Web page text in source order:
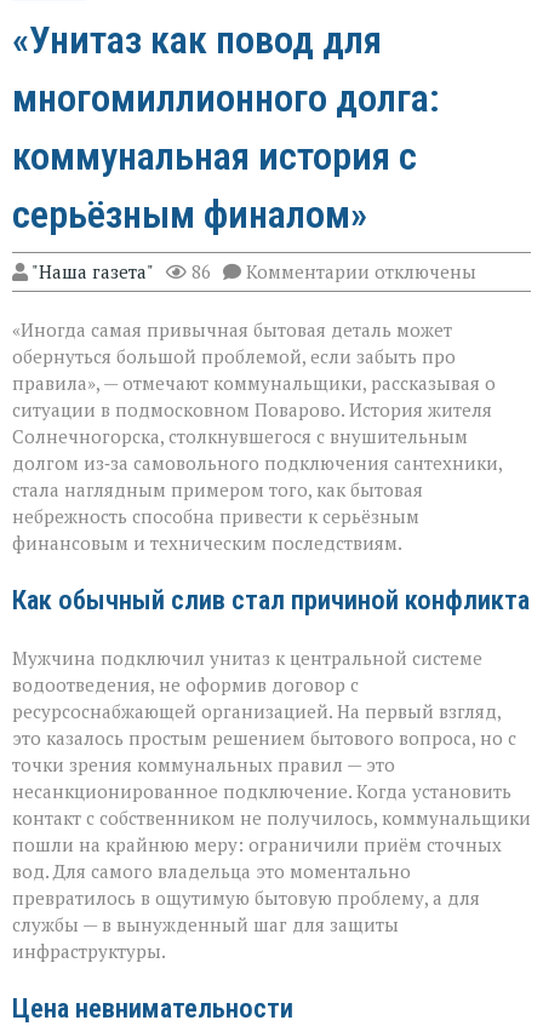
«Унитаз как повод для
многомиллионного долга:
коммунальная история с
серьёзным финалом»
"Наша газета" 86 Комментарии к
записи
как
повод
долга:
коммунальная
история
с
серьёзным
финалом»
отключены
«Иногда самая привычная бытовая деталь может
обернуться большой проблемой, если забыть про
правила», — отмечают коммунальщики, рассказывая о
ситуации в подмосковном Поварово. История жителя
Солнечногорска, столкнувшегося с внушительным
долгом из‑за самовольного подключения сантехники,
стала наглядным примером того, как бытовая
небрежность способна привести к серьёзным
финансовым и техническим последствиям.
Как обычный слив стал причиной конфликта
Мужчина подключил унитаз к центральной системе
водоотведения, не оформив договор с
ресурсоснабжающей организацией. На первый взгляд,
это казалось простым решением бытового вопроса, но с
точки зрения коммунальных правил — это
несанкционированное подключение. Когда установить
контакт с собственником не получилось, коммунальщики
пошли на крайнюю меру: ограничили приём сточных
вод. Для самого владельца это моментально
превратилось в ощутимую бытовую проблему, а для
службы — в вынужденный шаг для защиты
инфраструктуры.
Цена невнимательности